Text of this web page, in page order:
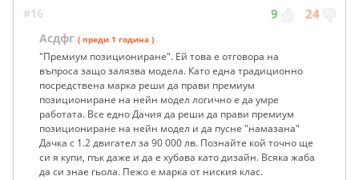
#16 9 24
Асдфг ( преди 1 година )
"Премиум позициониране". Ей това е отговора на
въпроса защо залязва модела. Като една традиционно
посредствена марка реши да прави премиум
позициониране на нейн модел логично е да умре
работата. Все едно Дачия да реши да прави премиум
позициониране на нейн модел и да пусне "намазана"
Дачка с 1.2 двигател за 90 000 лв. Познайте кой точно ще
си я купи, пък даже и да е хубава като дизайн. Всяка жаба
да си знае гьола. Пежо е марка от ниския клас.